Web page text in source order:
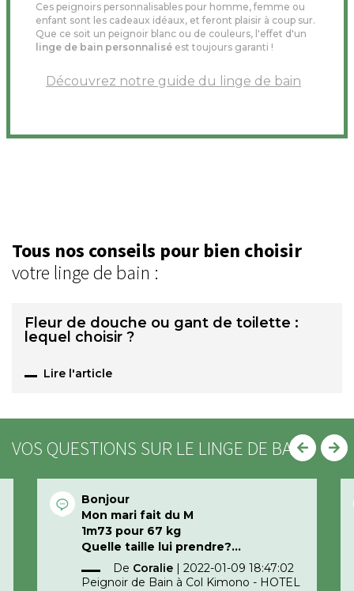
Ces peignoirs personnalisables pour homme, femme ou
enfant sont les cadeaux idéaux, et feront plaisir à coup sur.
Que ce soit un peignoir blanc ou de couleurs, l'effet d'un
linge de bain personnalisé est toujours garanti !
Découvrez notre guide du linge de bain
Tous nos conseils pour bien choisir
votre linge de bain :
Fleur de douche ou gant de toilette :
lequel choisir ?
Lire l'article
VOS QUESTIONS SUR LE LINGE DE BAIN
Bonjour
Mon mari fait du M
1m73 pour 67 kg
Quelle taille lui prendre?
Merci d’avance
De Coralie | 2022-01-09 18:47:02
Peignoir de Bain à Col Kimono - HOTEL